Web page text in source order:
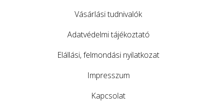
Vásárlási tudnivalók
Adatvédelmi tájékoztató
Elállási, felmondási nyilatkozat
Impresszum
Kapcsolat